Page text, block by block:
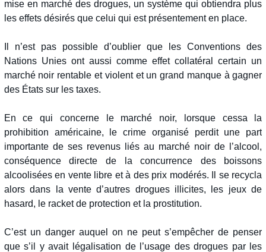
mise en marché des drogues, un système qui obtiendra plus
les effets désirés que celui qui est présentement en place.
Il n’est pas possible d’oublier que les Conventions des
Nations Unies ont aussi comme effet collatéral certain un
marché noir rentable et violent et un grand manque à gagner
des États sur les taxes.
En ce qui concerne le marché noir, lorsque cessa la
prohibition américaine, le crime organisé perdit une part
importante de ses revenus liés au marché noir de l’alcool,
conséquence directe de la concurrence des boissons
alcoolisées en vente libre et à des prix modérés. Il se recycla
alors dans la vente d’autres drogues illicites, les jeux de
hasard, le racket de protection et la prostitution.
C’est un danger auquel on ne peut s’empêcher de penser
que s’il y avait légalisation de l’usage des drogues par les